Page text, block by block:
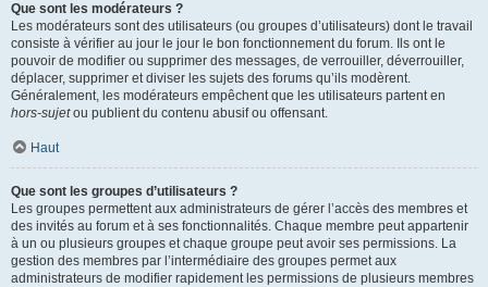
Que sont les modérateurs ?
Les modérateurs sont des utilisateurs (ou groupes d’utilisateurs) dont le travail
consiste à vérifier au jour le jour le bon fonctionnement du forum. Ils ont le
pouvoir de modifier ou supprimer des messages, de verrouiller, déverrouiller,
déplacer, supprimer et diviser les sujets des forums qu’ils modèrent.
Généralement, les modérateurs empêchent que les utilisateurs partent en
hors-sujetou publient du contenu abusif ou offensant.
Haut
Que sont les groupes d’utilisateurs ?
Les groupes permettent aux administrateurs de gérer l’accès des membres et
des invités au forum et à ses fonctionnalités. Chaque membre peut appartenir
à un ou plusieurs groupes et chaque groupe peut avoir ses permissions. La
gestion des membres par l’intermédiaire des groupes permet aux
administrateurs de modifier rapidement les permissions de plusieurs membres